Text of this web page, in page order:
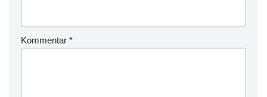
Kommentar *